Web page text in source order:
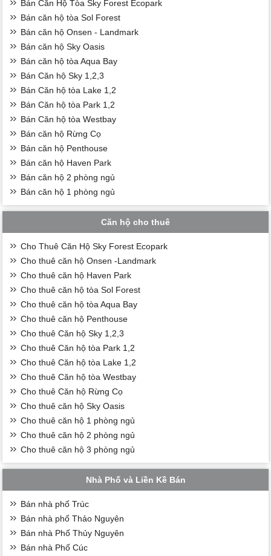
Bán Căn Hộ Tòa Sky Forest Ecopark
Bán căn hộ tòa Sol Forest
Bán căn hộ Onsen - Landmark
Bán căn hộ Sky Oasis
Bán căn hộ tòa Aqua Bay
Bán Căn hộ Sky 1,2,3
Bán Căn hộ tòa Lake 1,2
Bán Căn hộ tòa Park 1,2
Bán Căn hộ tòa Westbay
Bán căn hộ Rừng Cọ
Bán căn hộ Penthouse
Bán căn hộ Haven Park
Bán căn hộ 2 phòng ngủ
Bán căn hộ 1 phòng ngủ
Căn hộ cho thuê
Cho Thuê Căn Hộ Sky Forest Ecopark
Cho thuê căn hộ Onsen -Landmark
Cho thuê căn hộ Haven Park
Cho thuê căn hộ tòa Sol Forest
Cho thuê căn hộ tòa Aqua Bay
Cho thuê căn hộ Penthouse
Cho thuê Căn hộ Sky 1,2,3
Cho thuê Căn hộ tòa Park 1,2
Cho thuê Căn hộ tòa Lake 1,2
Cho thuê Căn hộ tòa Westbay
Cho thuê Căn hộ Rừng Cọ
Cho thuê căn hộ Sky Oasis
Cho thuê căn hộ 1 phòng ngủ
Cho thuê căn hộ 2 phòng ngủ
Cho thuê căn hộ 3 phòng ngủ
Nhà Phố và Liền Kề Bán
Bán nhà phố Trúc
Bán nhà phố Thảo Nguyên
Bán nhà Phố Thủy Nguyên
Bán nhà Phố Cúc